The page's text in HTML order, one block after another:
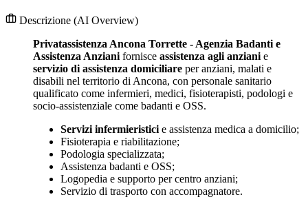
Descrizione (AI Overview)
Privatassistenza Ancona Torrette - Agenzia Badanti e
Assistenza Anziani fornisce assistenza agli anziani e
servizio di assistenza domiciliare per anziani, malati e
disabili nel territorio di Ancona, con personale sanitario
qualificato come infermieri, medici, fisioterapisti, podologi e
socio-assistenziale come badanti e OSS.
Servizi infermieristici e assistenza medica a domicilio;
Fisioterapia e riabilitazione;
Podologia specializzata;
Assistenza badanti e OSS;
Logopedia e supporto per centro anziani;
Servizio di trasporto con accompagnatore.